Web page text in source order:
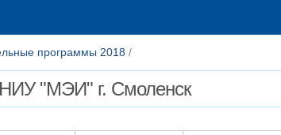
программы 2018 /
"МЭИ" г. Смоленск